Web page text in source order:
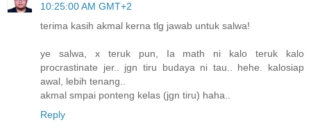
10:25:00 AM GMT+2
terima kasih akmal kerna tlg jawab untuk salwa!
ye salwa, x teruk pun, Ia math ni kalo teruk kalo
procrastinate jer.. jgn tiru budaya ni tau.. hehe. kalosiap
awal, lebih tenang..
akmal smpai ponteng kelas (jgn tiru) haha..
Reply